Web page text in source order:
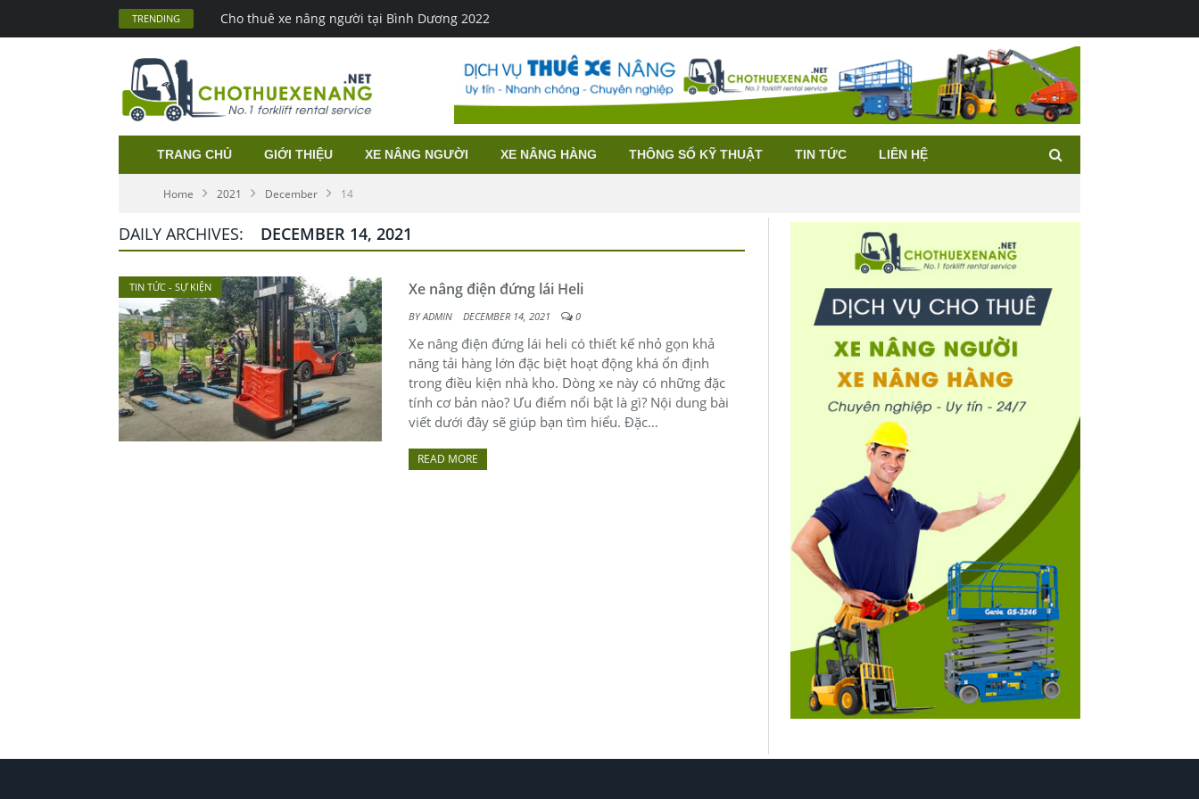
TRENDING Cho thuê xe nâng người tại Bình Dương 2022
TRANG CHỦ GIỚI THIỆU XE NÂNG NGƯỜI XE NÂNG HÀNG THÔNG SỐ KỸ THUẬT TIN TỨC LIÊN HỆ
Home 2021 December 14
DAILY ARCHIVES: DECEMBER 14, 2021
TIN TỨC - SỰ KIỆN Xe nâng điện đứng lái Heli
BYADMIN DECEMBER 14, 2021 0
Xe nâng điện đứng lái heli có thiết kế nhỏ gọn khả
năng tải hàng lớn đặc biệt hoạt động khá ổn định
trong điều kiện nhà kho. Dòng xe này có những đặc
tính cơ bản nào? Ưu điểm nổi bật là gì? Nội dung bài
viết dưới đây sẽ giúp bạn tìm hiểu. Đặc…
READ MORE